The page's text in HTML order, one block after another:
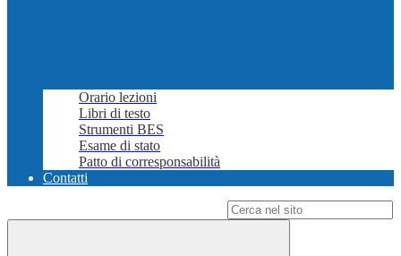
Orario lezioni
Libri di testo
Strumenti BES
Esame di stato
Patto di corresponsabilità
Contatti